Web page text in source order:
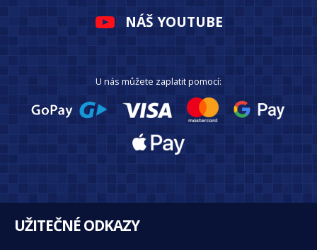
NÁŠ YOUTUBE
U nás můžete zaplatit pomocí:
UŽITEČNÉ ODKAZY